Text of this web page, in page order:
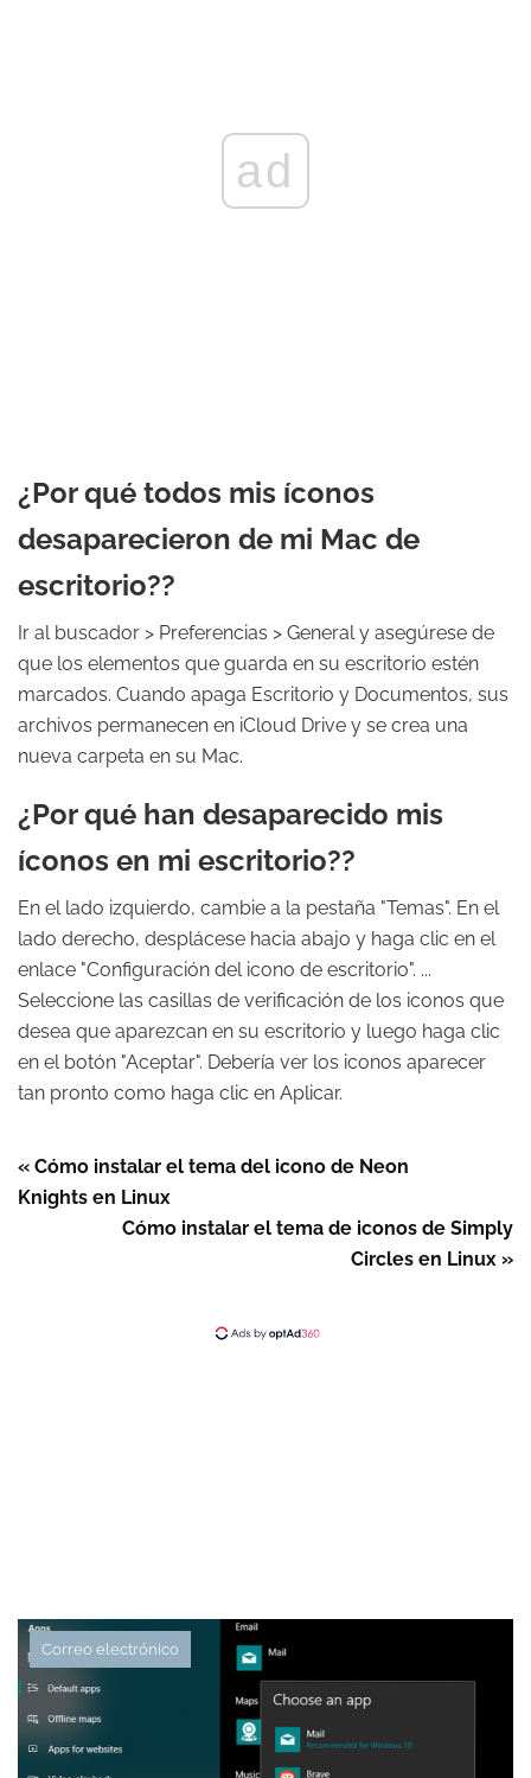
ad
¿Por qué todos mis íconos
desaparecieron de mi Mac de
escritorio??
Ir al buscador > Preferencias > General y asegúrese de
que los elementos que guarda en su escritorio estén
marcados. Cuando apaga Escritorio y Documentos, sus
archivos permanecen en iCloud Drive y se crea una
nueva carpeta en su Mac.
¿Por qué han desaparecido mis
íconos en mi escritorio??
En el lado izquierdo, cambie a la pestaña "Temas". En el
lado derecho, desplácese hacia abajo y haga clic en el
enlace "Configuración del icono de escritorio". ...
Seleccione las casillas de verificación de los iconos que
desea que aparezcan en su escritorio y luego haga clic
en el botón "Aceptar". Debería ver los iconos aparecer
tan pronto como haga clic en Aplicar.
« Cómo instalar el tema del icono de Neon
Knights en Linux
Cómo instalar el tema de iconos de Simply
Circles en Linux »
Correo electrónico